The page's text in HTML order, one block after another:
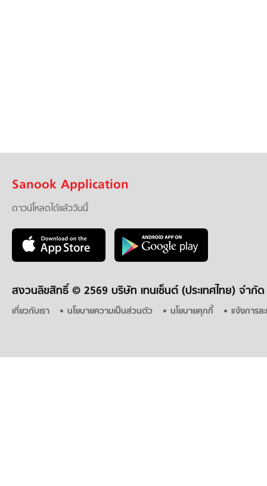
Sanook Application
ดาวน์โหลดได้แล้ววันนี้
สงวนลิขสิทธิ์ © 2569 บริษัท เทนเซ็นต์ (ประเทศไทย) จำกัด
เกี่ยวกับเรา นโยบายความเป็นส่วนตัว นโยบายคุกกี้ แจ้งการล